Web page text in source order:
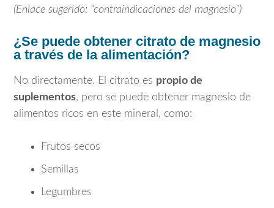
(Enlace sugerido: “contraindicaciones del magnesio”)
¿Se puede obtener citrato de magnesio
a través de la alimentación?
No directamente. El citrato es propio de
suplementos, pero se puede obtener magnesio de
alimentos ricos en este mineral, como:
Frutos secos
Semillas
Legumbres